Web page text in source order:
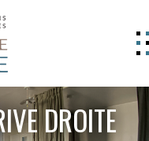
DROITE